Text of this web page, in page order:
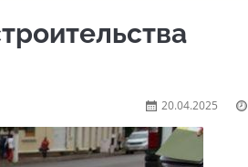
20.04.2025